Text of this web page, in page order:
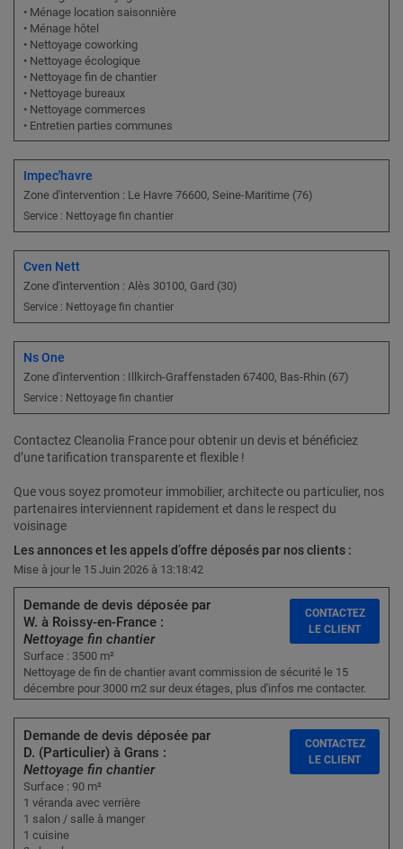
• Ménage location saisonnière
• Ménage hôtel
• Nettoyage coworking
• Nettoyage écologique
• Nettoyage fin de chantier
• Nettoyage bureaux
• Nettoyage commerces
• Entretien parties communes
Impec'havre
Zone d'intervention : Le Havre 76600, Seine-Maritime (76)
Service : Nettoyage fin chantier
Cven Nett
Zone d'intervention : Alès 30100, Gard (30)
Service : Nettoyage fin chantier
Ns One
Zone d'intervention : Illkirch-Graffenstaden 67400, Bas-Rhin (67)
Service : Nettoyage fin chantier
Contactez Cleanolia France pour obtenir un devis et bénéficiez
d’une tarification transparente et flexible !
Que vous soyez promoteur immobilier, architecte ou particulier, nos
partenaires interviennent rapidement et dans le respect du
voisinage
Les annonces et les appels d’offre déposés par nos clients :
Mise à jour le 15 Juin 2026 à 13:18:42
Demande de devis déposée par
W. à Roissy-en-France :
Nettoyage fin chantier
Surface : 3500 m²
Nettoyage de fin de chantier avant commission de sécurité le 15
décembre pour 3000 m2 sur deux étages, plus d'infos me contacter.
CONTACTEZ
LE CLIENT
Demande de devis déposée par
D. (Particulier) à Grans :
Nettoyage fin chantier
Surface : 90 m²
1 véranda avec verrière
1 salon / salle à manger
1 cuisine
CONTACTEZ
LE CLIENT